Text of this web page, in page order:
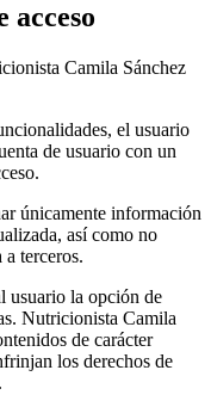
acceso
Camila Sánchez
el usuario
de usuario con un
únicamente información
así como no
terceros.
usuario la opción de
Nutricionista Camila
de carácter
los derechos de